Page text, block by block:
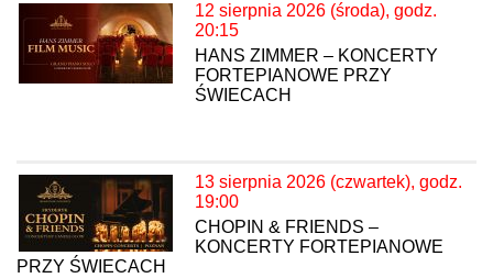
12 sierpnia 2026 (środa), godz.
20:15
HANS ZIMMER – KONCERTY
FORTEPIANOWE PRZY
ŚWIECACH
13 sierpnia 2026 (czwartek), godz.
19:00
CHOPIN & FRIENDS –
KONCERTY FORTEPIANOWE
PRZY ŚWIECACH